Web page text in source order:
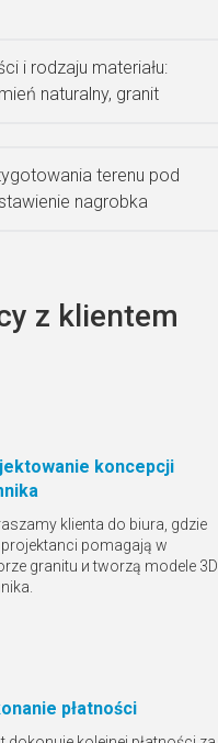
i rodzaju materiału:
naturalny, granit
terenu pod
nagrobka
z klientem
koncepcji
klienta do biura, gdzie
pomagają w
granitu и tworzą modele 3D
płatności